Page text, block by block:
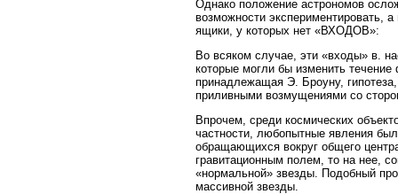
Однако положение астрономов
возможности экспериментировать,
ящики, у которых нет «ВХОДОВ»:
Во всяком случае, эти «входы» в.
которые могли бы изменить течение
принадлежащая Э. Броуну,
приливными возмущениями со
Впрочем, среди космических
частности, любопытные явления
обращающихся вокруг общего
гравитационным полем, то на нее,
«нормальной» звезды. Подобный
массивной звезды.